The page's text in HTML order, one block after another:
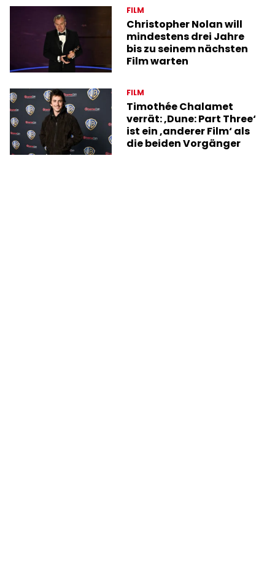
FILM
Christopher Nolan will
mindestens drei Jahre
bis zu seinem nächsten
Film warten
FILM
Timothée Chalamet
verrät: ‚Dune: Part Three‘
ist ein ‚anderer Film‘ als
die beiden Vorgänger